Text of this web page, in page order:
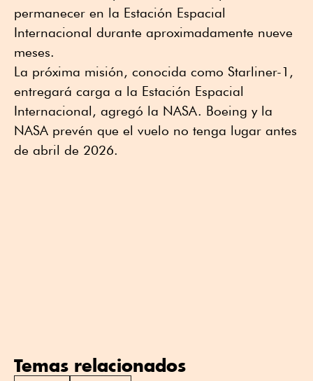
permanecer en la Estación Espacial
Internacional durante aproximadamente nueve
meses.
La próxima misión, conocida como Starliner-1,
entregará carga a la Estación Espacial
Internacional, agregó la NASA. Boeing y la
NASA prevén que el vuelo no tenga lugar antes
de abril de 2026.
Temas relacionados